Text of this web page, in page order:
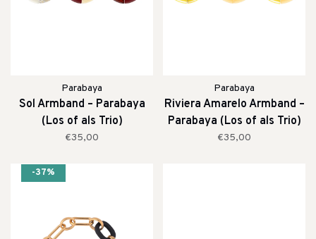
Parabaya
Sol Armband – Parabaya
(Los of als Trio)
€35,00
Parabaya
Riviera Amarelo Armband –
Parabaya (Los of als Trio)
€35,00
-37%